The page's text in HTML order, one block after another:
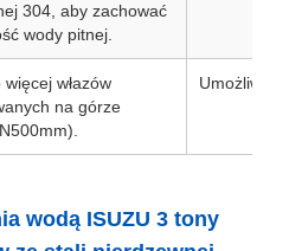
304, aby zachować
wody pitnej.
włazów
na górze
Umożliwia
wodą ISUZU 3 tony